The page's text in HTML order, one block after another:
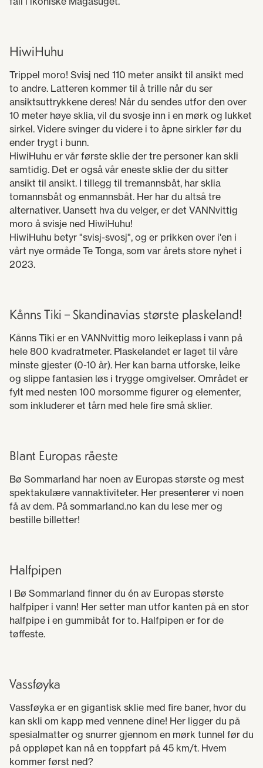
HiwiHuhu
Trippel moro! Svisj ned 110 meter ansikt til ansikt med
to andre. Latteren kommer til å trille når du ser
ansiktsuttrykkene deres! Når du sendes utfor den over
10 meter høye sklia, vil du svosje inn i en mørk og lukket
sirkel. Videre svinger du videre i to åpne sirkler før du
ender trygt i bunn.
HiwiHuhu er vår første sklie der tre personer kan skli
samtidig. Det er også vår eneste sklie der du sitter
ansikt til ansikt. I tillegg til tremannsbåt, har sklia
tomannsbåt og enmannsbåt. Her har du altså tre
alternativer. Uansett hva du velger, er det VANNvittig
moro å svisje ned HiwiHuhu!
HiwiHuhu betyr "svisj-svosj", og er prikken over i'en i
vårt nye ormåde Te Tonga, som var årets store nyhet i
2023.
Kånns Tiki – Skandinavias største plaskeland!
Kånns Tiki er en VANNvittig moro leikeplass i vann på
hele 800 kvadratmeter. Plaskelandet er laget til våre
minste gjester (0-10 år). Her kan barna utforske, leike
og slippe fantasien løs i trygge omgivelser. Området er
fylt med nesten 100 morsomme figurer og elementer,
som inkluderer et tårn med hele fire små sklier.
Blant Europas råeste
Bø Sommarland har noen av Europas største og mest
spektakulære vannaktiviteter. Her presenterer vi noen
få av dem. På sommarland.no kan du lese mer og
bestille billetter!
Halfpipen
I Bø Sommarland finner du én av Europas største
halfpiper i vann! Her setter man utfor kanten på en stor
halfpipe i en gummibåt for to. Halfpipen er for de
tøffeste.
Vassføyka
Vassføyka er en gigantisk sklie med fire baner, hvor du
kan skli om kapp med vennene dine! Her ligger du på
spesialmatter og snurrer gjennom en mørk tunnel før du
på oppløpet kan nå en toppfart på 45 km/t. Hvem
kommer først ned?